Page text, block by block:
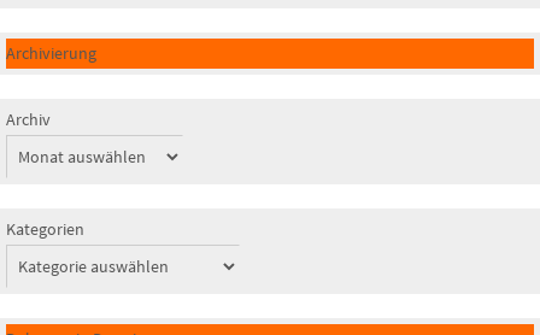
Archivierung
Archiv
Kategorien